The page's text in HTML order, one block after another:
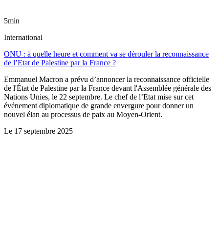
5min
International
ONU : à quelle heure et comment va se dérouler la reconnaissance
de l’Etat de Palestine par la France ?
Emmanuel Macron a prévu d’annoncer la reconnaissance officielle
de l'État de Palestine par la France devant l'Assemblée générale des
Nations Unies, le 22 septembre. Le chef de l’Etat mise sur cet
événement diplomatique de grande envergure pour donner un
nouvel élan au processus de paix au Moyen-Orient.
Le 17 septembre 2025